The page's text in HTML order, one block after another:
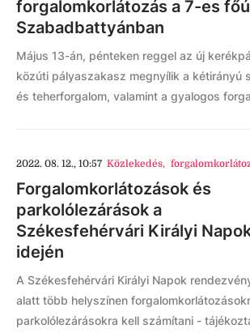
forgalomkorlátozás a 7-es
Szabadbattyánban
Május 13-án, pénteken reggel az új
közúti pályaszakasz megnyílik a kétirányú
és teherforgalom, valamint a gyalogos
2022. 08. 12., 10:57 Közlekedés,
Forgalomkorlátozások és
parkolólezárások a
Székesfehérvári Királyi
idején
A Székesfehérvári Királyi Napok
alatt több helyszínen
parkolólezárásokra kell számítani -